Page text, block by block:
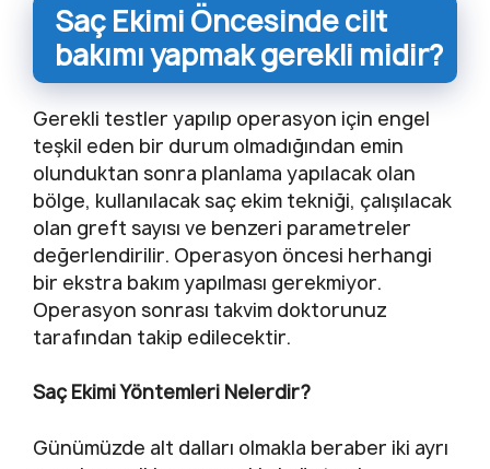
Saç Ekimi Öncesinde cilt
bakımı yapmak gerekli midir?
Gerekli testler yapılıp operasyon için engel
teşkil eden bir durum olmadığından emin
olunduktan sonra planlama yapılacak olan
bölge, kullanılacak saç ekim tekniği, çalışılacak
olan greft sayısı ve benzeri parametreler
değerlendirilir. Operasyon öncesi herhangi
bir ekstra bakım yapılması gerekmiyor.
Operasyon sonrası takvim doktorunuz
tarafından takip edilecektir.
Saç Ekimi Yöntemleri Nelerdir?
Günümüzde alt dalları olmakla beraber iki ayrı